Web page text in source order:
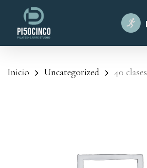
content
Inicio Uncategorized 40 clases